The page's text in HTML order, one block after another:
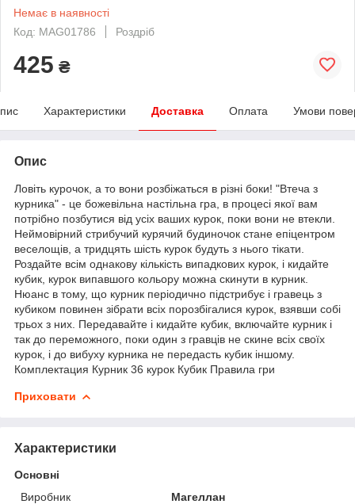
Немає в наявності
Код: MAG01786
Роздріб
425 ₴
Характеристики Доставка Оплата Умови
Опис
Ловіть курочок, а то вони розбіжаться в різні боки! "Втеча з
курника" - це божевільна настільна гра, в процесі якої вам
потрібно позбутися від усіх ваших курок, поки вони не втекли.
Неймовірний стрибучий курячий будиночок стане епіцентром
веселощів, а тридцять шість курок будуть з нього тікати.
Роздайте всім однакову кількість випадкових курок, і кидайте
кубик, курок випавшого кольору можна скинути в курник.
Нюанс в тому, що курник періодично підстрибує і гравець з
кубиком повинен зібрати всіх порозбігалися курок, взявши собі
трьох з них. Передавайте і кидайте кубик, включайте курник і
так до переможного, поки один з гравців не скине всіх своїх
курок, і до вибуху курника не передасть кубик іншому.
Комплектация Курник 36 курок Кубик Правила гри
Приховати
Характеристики
Основні
Виробник
Магеллан